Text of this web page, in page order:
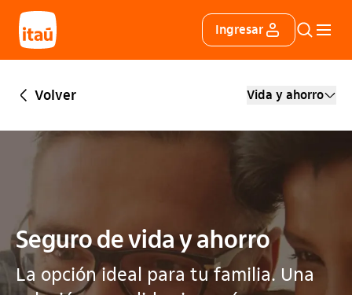
Itáu Ingresar
Buscar
Volver Vida y ahorro
Seguro de vida y ahorro
La opción ideal para tu familia. Una